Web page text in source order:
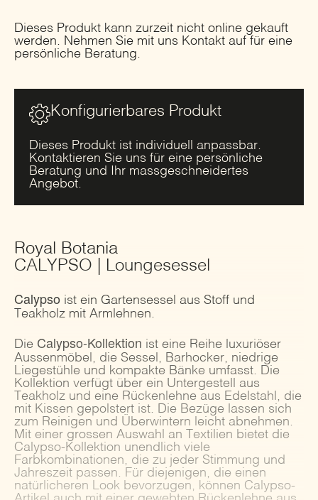
Dieses Produkt kann zurzeit nicht online gekauft
werden. Nehmen Sie mit uns Kontakt auf für eine
persönliche Beratung.
Konfigurierbares Produkt
Dieses Produkt ist individuell anpassbar.
Kontaktieren Sie uns für eine persönliche
Beratung und Ihr massgeschneidertes
Angebot.
Royal Botania
CALYPSO | Loungesessel
Calypso ist ein Gartensessel aus Stoff und
Teakholz mit Armlehnen.
Die Calypso-Kollektion ist eine Reihe luxuriöser
Aussenmöbel, die Sessel, Barhocker, niedrige
Liegestühle und kompakte Bänke umfasst. Die
Kollektion verfügt über ein Untergestell aus
Teakholz und eine Rückenlehne aus Edelstahl, die
mit Kissen gepolstert ist. Die Bezüge lassen sich
zum Reinigen und Überwintern leicht abnehmen.
Mit einer grossen Auswahl an Textilien bietet die
Calypso-Kollektion unendlich viele
Farbkombinationen, die zu jeder Stimmung und
Jahreszeit passen. Für diejenigen, die einen
natürlicheren Look bevorzugen, können Calypso-